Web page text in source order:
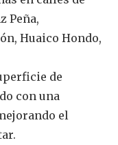
Peña,
Huaico Hondo,
de
con una
el